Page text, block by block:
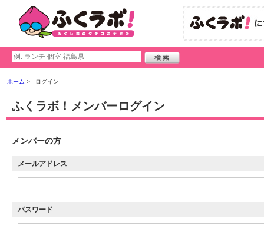
ホーム ログイン
ふくラボ！メンバーログイン
メンバーの方
メールアドレス
パスワード